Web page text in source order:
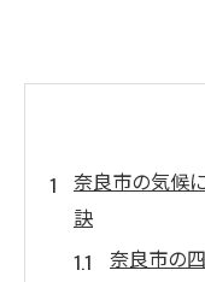
奈良市の気候
訣
奈良市の